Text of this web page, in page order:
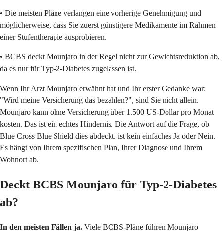
• Die meisten Pläne verlangen eine vorherige Genehmigung und
möglicherweise, dass Sie zuerst günstigere Medikamente im Rahmen
einer Stufentherapie ausprobieren.
• BCBS deckt Mounjaro in der Regel nicht zur Gewichtsreduktion ab,
da es nur für Typ-2-Diabetes zugelassen ist.
Wenn Ihr Arzt Mounjaro erwähnt hat und Ihr erster Gedanke war:
"Wird meine Versicherung das bezahlen?", sind Sie nicht allein.
Mounjaro kann ohne Versicherung über 1.500 US-Dollar pro Monat
kosten. Das ist ein echtes Hindernis. Die Antwort auf die Frage, ob
Blue Cross Blue Shield dies abdeckt, ist kein einfaches Ja oder Nein.
Es hängt von Ihrem spezifischen Plan, Ihrer Diagnose und Ihrem
Wohnort ab.
Deckt BCBS Mounjaro für Typ-2-Diabetes
ab?
In den meisten Fällen ja. Viele BCBS-Pläne führen Mounjaro